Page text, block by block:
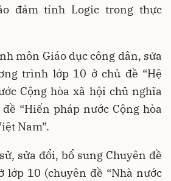
đảm tính Logic trong thực
môn Giáo dục công dân, sửa
trình lớp 10 ở chủ đề “Hệ
Cộng hòa xã hội chủ nghĩa
“Hiến pháp nước Cộng hòa
Nam”.
sửa đổi, bổ sung Chuyên đề
lớp 10 (chuyên đề “Nhà nước